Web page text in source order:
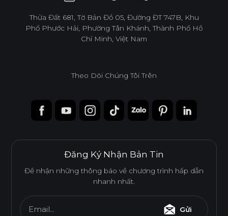
Độ dày(mm)
o
* Tuỳ theo mã sản phẩm sẽ có kích thước khác
Ván WPB Phủ Acrylic
infoacc@ancuong.com
Thửa Đất 681, Tờ Bản Đồ 05, Đường ĐT 747B, Khu
Phố Phước Hải, Phường Tân Khánh, Thành Phố Hồ
Chí Minh, Việt Nam
Theo Dõi Chúng Tôi Trên
Đăng Ký Nhận Bản Tin
Để nhận những thông báo về chương trình hấp dẫn
nhanh nhất.
Email... Gửi